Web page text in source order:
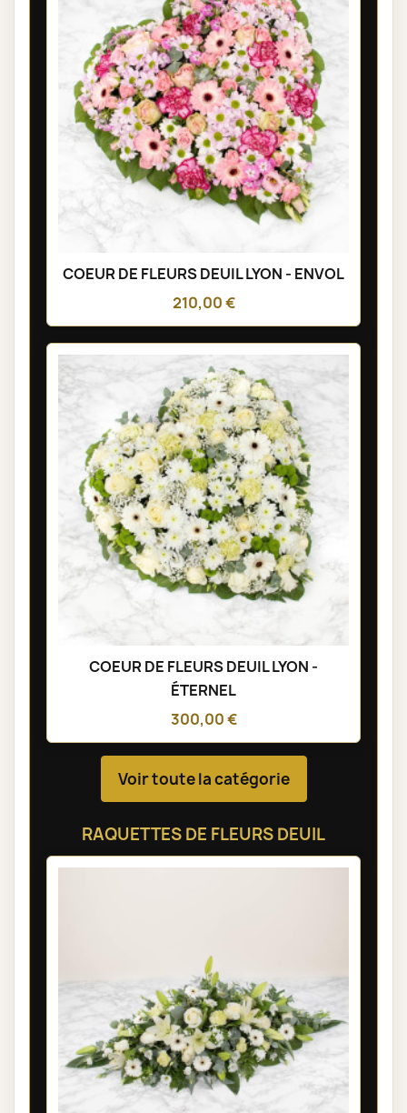
COEUR DE FLEURS DEUIL LYON - ENVOL
210,00 €
COEUR DE FLEURS DEUIL LYON -
ÉTERNEL
300,00 €
Voir toute la catégorie
RAQUETTES DE FLEURS DEUIL